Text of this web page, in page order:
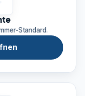
Standard.